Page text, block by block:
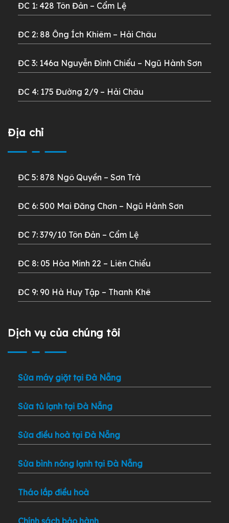
ĐC 1: 428 Tôn Đản – Cẩm Lệ
ĐC 2: 88 Ông Ích Khiêm – Hải Châu
ĐC 3: 146a Nguyễn Đình Chiểu – Ngũ Hành Sơn
ĐC 4: 175 Đường 2/9 – Hải Châu
Địa chỉ
ĐC 5: 878 Ngô Quyền – Sơn Trà
ĐC 6: 500 Mai Đăng Chơn – Ngũ Hành Sơn
ĐC 7: 379/10 Tôn Đản – Cẩm Lệ
ĐC 8: 05 Hòa Minh 22 – Liên Chiểu
ĐC 9: 90 Hà Huy Tập – Thanh Khê
Dịch vụ của chúng tôi
Sửa máy giặt tại Đà Nẵng
Sửa tủ lạnh tại Đà Nẵng
Sửa điều hoà tại Đà Nẵng
Sửa bình nóng lạnh tại Đà Nẵng
Tháo lắp điều hoà